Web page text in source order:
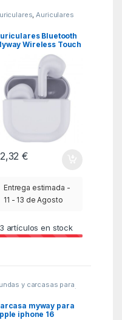
Auriculares
con estuche de
Bluetooth
Wireless Touch
con
de carga/
3h/ Blancos
€
Entrega estimada -
11 - 13 de Agosto
artículos en stock
y carcasas para
Telefonía
myway para
iphone 16